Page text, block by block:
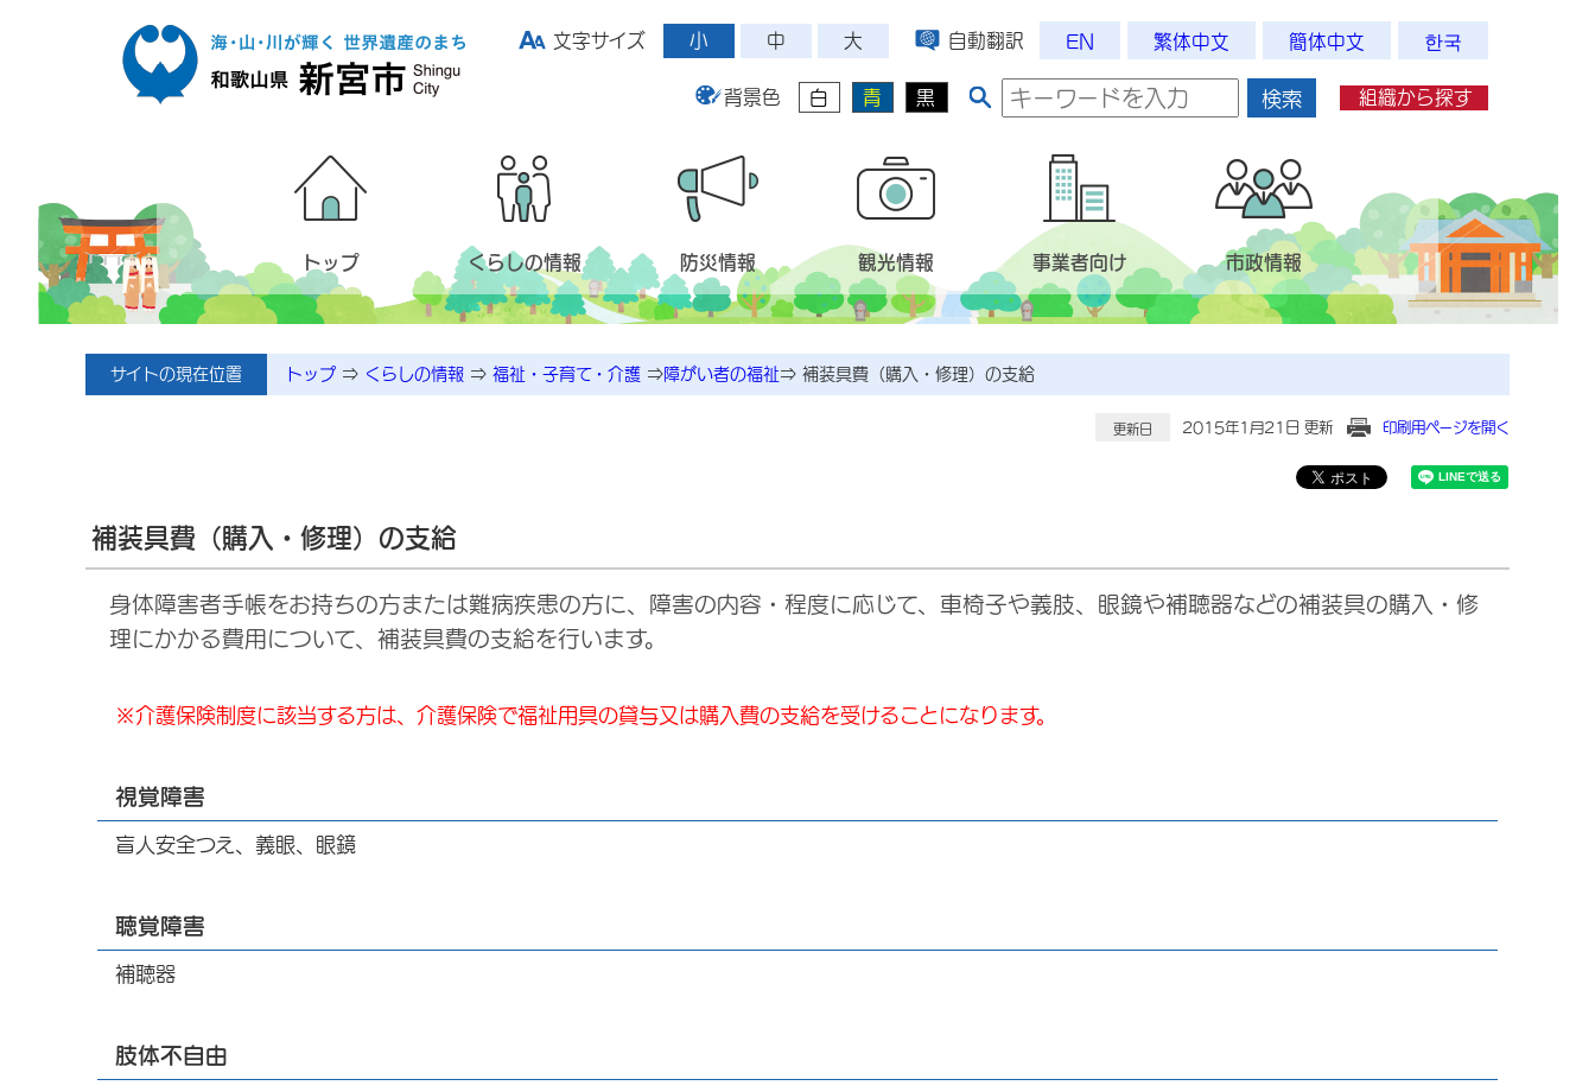
文字サイズ
小 中 大 自動翻訳 EN 繁体中文 簡体中文 한국
背景色 白 青 黒 検索 組織から探す
トップ くらしの情報 防災情報 観光情報 事業者向け 市政情報
サイトの現在位置 トップ ⇒ くらしの情報 ⇒ 福祉・子育て・介護 ⇒障がい者の福祉⇒ 補装具費（購入・修理）の支給
更新日 2015年1月21日 更新 印刷用ページを開く
補装具費（購入・修理）の支給
身体障害者手帳をお持ちの方または難病疾患の方に、障害の内容・程度に応じて、車椅子や義肢、眼鏡や補聴器などの補装具の購入・修
理にかかる費用について、補装具費の支給を行います。
※介護保険制度に該当する方は、介護保険で福祉用具の貸与又は購入費の支給を受けることになります。
視覚障害
盲人安全つえ、義眼、眼鏡
聴覚障害
補聴器
肢体不自由